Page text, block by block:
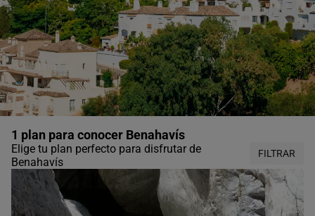
1 plan para conocer Benahavís
Elige tu plan perfecto para disfrutar de
Benahavís
FILTRAR